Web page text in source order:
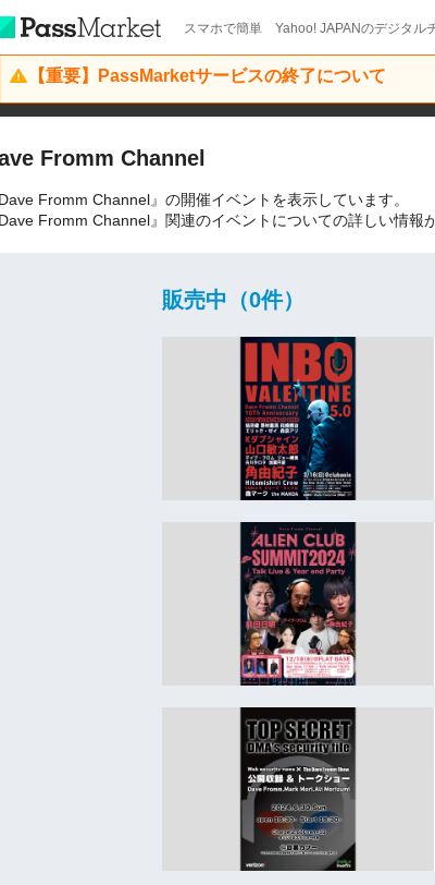
スマホで簡単 Yahoo! JAPANのデジタル
【重要】PassMarketサービスの終了について
Fromm Channel
Dave Fromm Channel』の開催イベントを表示しています。
Dave Fromm Channel』関連のイベントについての詳しい情報
販売中（0件）